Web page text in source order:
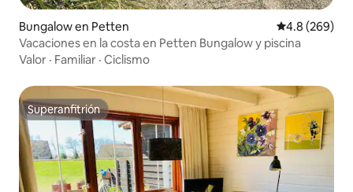
Bungalow en Petten Calificación
4.8 (269)
Vacaciones en la costa en Petten Bungalow y piscina
Valor · Familiar · Ciclismo
Superanfitrión
Superanfitrión